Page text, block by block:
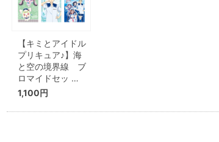
【キミとアイドル
プリキュア♪】海
と空の境界線 ブ
ロマイドセッ …
1,100円